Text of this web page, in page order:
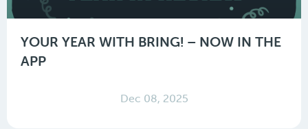
YOUR YEAR WITH BRING! – NOW IN THE
APP
Dec 08, 2025